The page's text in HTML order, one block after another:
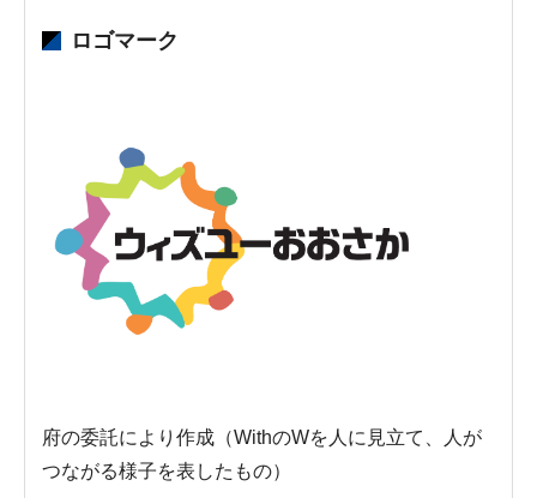
ロゴマーク
府の委託により作成（WithのWを人に見立て、人が
つながる様子を表したもの）